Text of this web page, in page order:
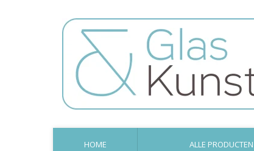
HOME ALLE PRODUCTEN